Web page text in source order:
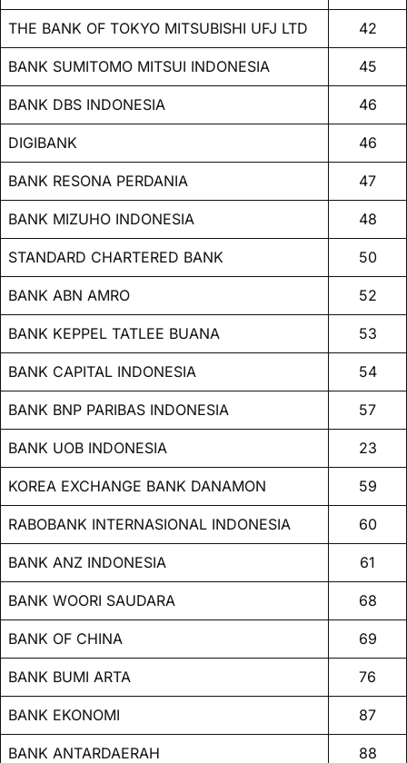
THE BANK OF TOKYO MITSUBISHI UFJ LTD 42
BANK SUMITOMO MITSUI INDONESIA 45
BANK DBS INDONESIA 46
DIGIBANK 46
BANK RESONA PERDANIA 47
BANK MIZUHO INDONESIA 48
STANDARD CHARTERED BANK 50
BANK ABN AMRO 52
BANK KEPPEL TATLEE BUANA 53
BANK CAPITAL INDONESIA 54
BANK BNP PARIBAS INDONESIA 57
BANK UOB INDONESIA 23
KOREA EXCHANGE BANK DANAMON 59
RABOBANK INTERNASIONAL INDONESIA 60
BANK ANZ INDONESIA 61
BANK WOORI SAUDARA 68
BANK OF CHINA 69
BANK BUMI ARTA 76
BANK EKONOMI 87
BANK ANTARDAERAH 88